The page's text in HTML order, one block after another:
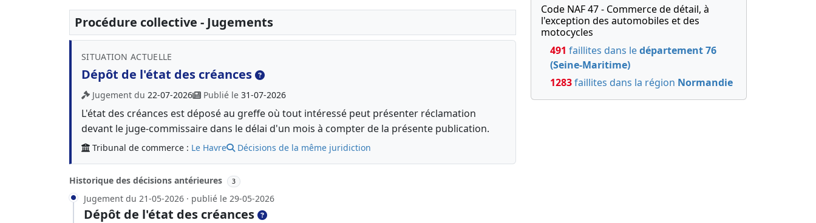
Procédure collective - Jugements
SITUATION ACTUELLE
Dépôt de l'état des créances
Jugement du 22-07-2026 Publié le 31-07-2026
L'état des créances est déposé au greffe où tout intéressé peut présenter réclamation
devant le juge-commissaire dans le délai d'un mois à compter de la présente publication.
Tribunal de commerce : Le Havre Décisions de la même juridiction
Historique des décisions antérieures 3
Jugement du 21-05-2026 · publié le 29-05-2026
Dépôt de l'état des créances
Code NAF 47 - Commerce de détail, à
l'exception des automobiles et des
motocycles
491 faillites dans ledépartement 76
(Seine-Maritime)
1283faillites dans la région Normandie